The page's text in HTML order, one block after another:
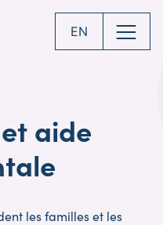
EN
aide
les familles et les